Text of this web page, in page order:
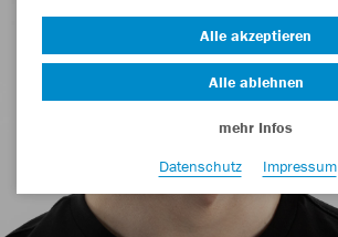
Alle akzeptieren
Alle ablehnen
mehr Infos
Datenschutz
Impressum